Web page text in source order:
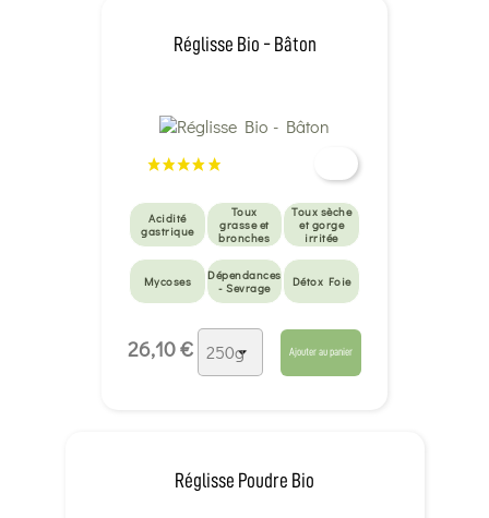
Réglisse Bio - Bâton
Acidité
gastrique
Toux
grasse et
bronches
Toux sèche
et gorge
irritée
Mycoses
Dépendances
- Sevrage
Détox Foie
26,10 € Ajouter au panier
Réglisse Poudre Bio